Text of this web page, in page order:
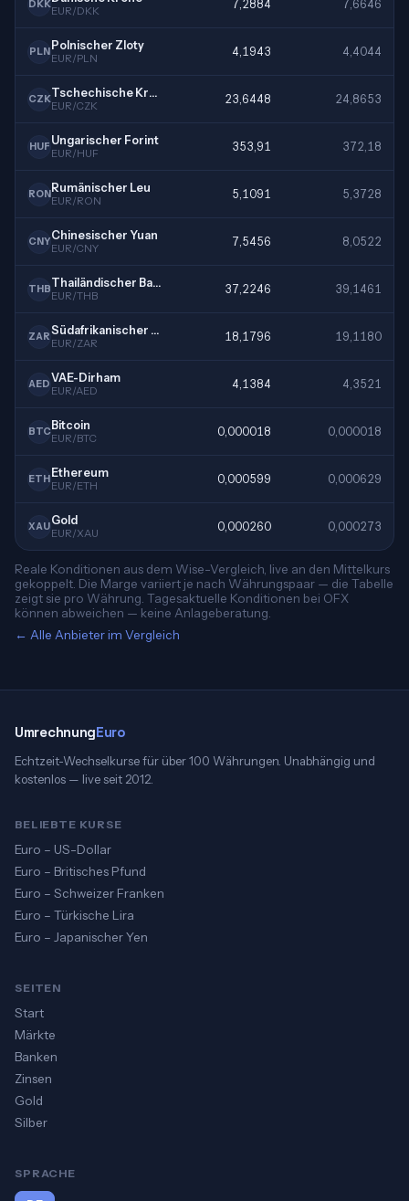
DKK
EUR/DKK 7,2884 7,6646
PLN Polnischer Zloty
EUR/PLN 4,1943 4,4044
CZK Tschechische Krone
EUR/CZK 23,6448 24,8653
HUF Ungarischer Forint
EUR/HUF 353,91 372,18
RONRumänischer Leu
EUR/RON 5,1091 5,3728
CNYChinesischer Yuan
EUR/CNY 7,5456 8,0522
THB Thailändischer Baht
EUR/THB 37,2246 39,1461
ZAR Südafrikanischer Rand
EUR/ZAR 18,1796 19,1180
AEDVAE-Dirham
EUR/AED 4,1384 4,3521
BTCBitcoin
EUR/BTC 0,000018 0,000018
ETH Ethereum
EUR/ETH 0,000599 0,000629
XAUGold
EUR/XAU 0,000260 0,000273
Reale Konditionen aus dem Wise-Vergleich, live an den Mittelkurs
gekoppelt. Die Marge variiert je nach Währungspaar — die Tabelle
zeigt sie pro Währung. Tagesaktuelle Konditionen bei OFX
können abweichen — keine Anlageberatung.
← Alle Anbieter im Vergleich
UmrechnungEuro
Echtzeit-Wechselkurse für über 100 Währungen. Unabhängig und
kostenlos — live seit 2012.
BELIEBTE KURSE
Euro – US-Dollar
Euro – Britisches Pfund
Euro – Schweizer Franken
Euro – Türkische Lira
Euro – Japanischer Yen
SEITEN
Start
Märkte
Banken
Zinsen
Gold
Silber
SPRACHE